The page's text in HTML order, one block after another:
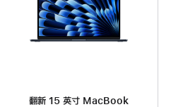
翻新 15 英寸 MacBook